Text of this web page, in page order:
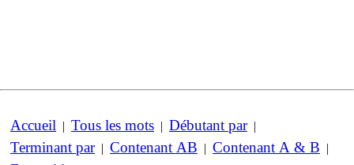
Accueil | Tous les mots | Débutant par|
Terminant par| Contenant AB | Contenant A & B |